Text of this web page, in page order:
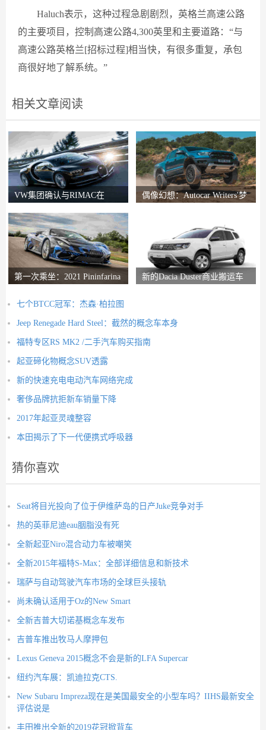
Haluch表示，这种过程急剧剧烈，英格兰高速公路
的主要项目，控制高速公路4,300英里和主要道路：“与
高速公路英格兰[招标过程]相当快，有很多重复，承包
商很好地了解系统。”
相关文章阅读
VW集团确认与RIMAC在
偶像幻想：Autocar Writers'梦
第一次乘坐：2021 Pininfarina
新的Dacia Duster商业搬运车
七个BTCC冠军：杰森·柏拉图
Jeep Renegade Hard Steel：截然的概念车本身
福特专区RS MK2 /二手汽车购买指南
起亚碲化物概念SUV透露
新的快速充电电动汽车网络完成
奢侈品牌抗拒新车销量下降
2017年起亚灵魂整容
本田揭示了下一代便携式呼吸器
猜你喜欢
Seat将目光投向了位于伊维萨岛的日产Juke竞争对手
热的英菲尼迪eau胭脂没有死
全新起亚Niro混合动力车被嘲笑
全新2015年福特S-Max：全部详细信息和新技术
瑞萨与自动驾驶汽车市场的全球巨头接轨
尚未确认适用于Oz的New Smart
全新吉普大切诺基概念车发布
吉普车推出牧马人摩押包
Lexus Geneva 2015概念不会是新的LFA Supercar
纽约汽车展：凯迪拉克CTS.
New Subaru Impreza现在是美国最安全的小型车吗？IIHS最新安全
评估说是
丰田推出全新的2019花冠掀背车